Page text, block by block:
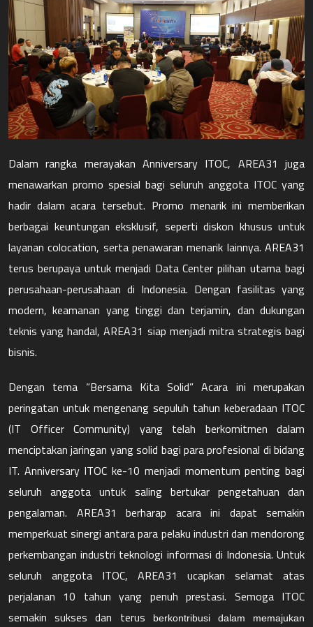
Dalam rangka merayakan Anniversary ITOC, AREA31 juga
menawarkan promo spesial bagi seluruh anggota ITOC yang
hadir dalam acara tersebut. Promo menarik ini memberikan
berbagai keuntungan eksklusif, seperti diskon khusus untuk
layanan colocation, serta penawaran menarik lainnya. AREA31
terus berupaya untuk menjadi Data Center pilihan utama bagi
perusahaan-perusahaan di Indonesia. Dengan fasilitas yang
modern, keamanan yang tinggi dan terjamin, dan dukungan
teknis yang handal, AREA31 siap menjadi mitra strategis bagi
bisnis.
Dengan tema “Bersama Kita Solid” Acara ini merupakan
peringatan untuk mengenang sepuluh tahun keberadaan ITOC
(IT Officer Community) yang telah berkomitmen dalam
menciptakan jaringan yang solid bagi para profesional di bidang
IT. Anniversary ITOC ke-10 menjadi momentum penting bagi
seluruh anggota untuk saling bertukar pengetahuan dan
pengalaman. AREA31 berharap acara ini dapat semakin
memperkuat sinergi antara para pelaku industri dan mendorong
perkembangan industri teknologi informasi di Indonesia. Untuk
seluruh anggota ITOC, AREA31 ucapkan selamat atas
perjalanan 10 tahun yang penuh prestasi. Semoga ITOC
semakin sukses dan terus
berkontribusi dalam memajukan